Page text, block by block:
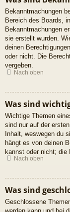
Bekanntmachungen
Bereich des Boards,
Bekanntmachungen
sie erstellt wurden.
deinen
oder nicht. Die
vergeben.
Nach oben
Was sind
Wichtige Themen
sind nur auf der
Inhalt, weswegen du
hängt es von deinen
kannst oder nicht; die
Nach oben
Was sind
Geschlossene